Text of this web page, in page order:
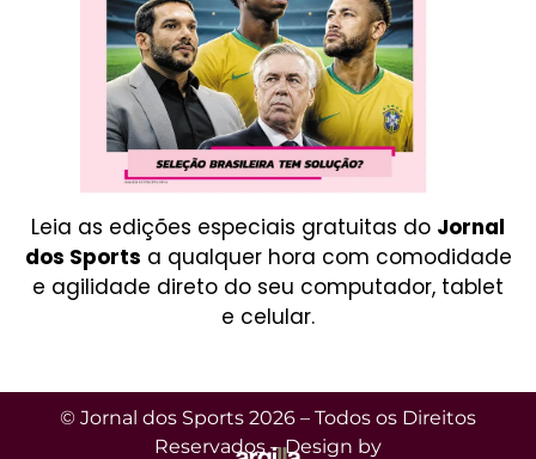
Leia as edições especiais gratuitas do Jornal
dos Sports a qualquer hora com comodidade
e agilidade direto do seu computador, tablet
e celular.
© Jornal dos Sports 2026 – Todos os Direitos
Reservados – Design by